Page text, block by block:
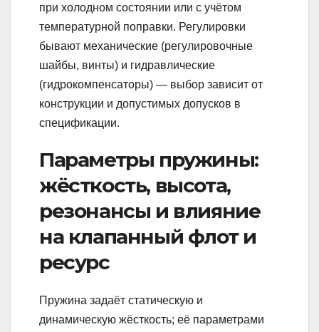
при холодном состоянии или с учётом
температурной поправки. Регулировки
бывают механические (регулировочные
шайбы, винты) и гидравлические
(гидрокомпенсаторы) — выбор зависит от
конструкции и допустимых допусков в
спецификации.
Параметры пружины:
жёсткость, высота,
резонансы и влияние
на клапанный флот и
ресурс
Пружина задаёт статическую и
динамическую жёсткость; её параметрами